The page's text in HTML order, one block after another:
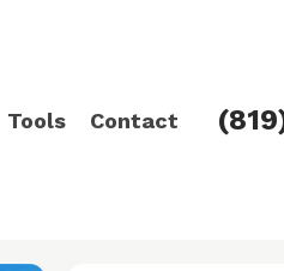
Tools Contact